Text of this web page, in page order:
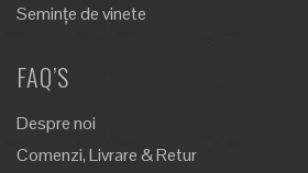
Semințe de vinete
FAQ’S
Despre noi
Comenzi, Livrare & Retur